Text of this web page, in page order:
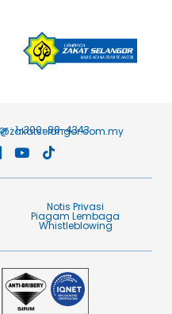
: 1-300-88-4343
Notis Privasi
Piagam Lembaga​
Whistleblowing